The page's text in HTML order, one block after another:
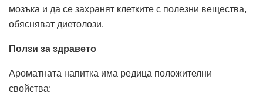
мозъка и да се захранят клетките с полезни вещества,
обясняват диетолози.
Ползи за здравето
Ароматната напитка има редица положителни
свойства: